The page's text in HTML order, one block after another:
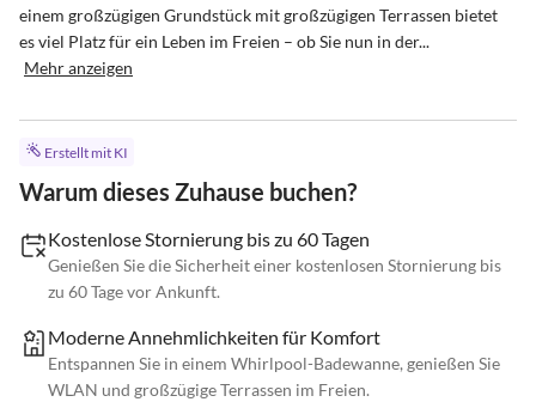
einem großzügigen Grundstück mit großzügigen Terrassen bietet
es viel Platz für ein Leben im Freien – ob Sie nun in der...
Mehr anzeigen
Erstellt mit KI
Warum dieses Zuhause buchen?
Kostenlose Stornierung bis zu 60 Tagen
Genießen Sie die Sicherheit einer kostenlosen Stornierung bis
zu 60 Tage vor Ankunft.
Moderne Annehmlichkeiten für Komfort
Entspannen Sie in einem Whirlpool-Badewanne, genießen Sie
WLAN und großzügige Terrassen im Freien.